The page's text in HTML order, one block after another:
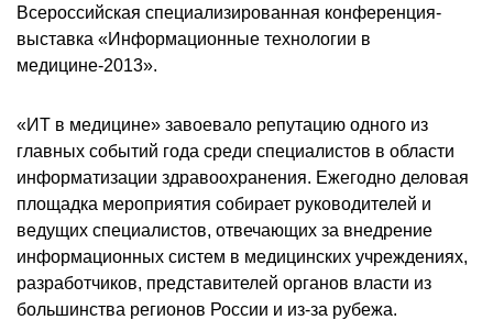
Всероссийская специализированная конференция-
выставка «Информационные технологии в
медицине-2013».
«ИТ в медицине» завоевало репутацию одного из
главных событий года среди специалистов в области
информатизации здравоохранения. Ежегодно деловая
площадка мероприятия собирает руководителей и
ведущих специалистов, отвечающих за внедрение
информационных систем в медицинских учреждениях,
разработчиков, представителей органов власти из
большинства регионов России и из-за рубежа.